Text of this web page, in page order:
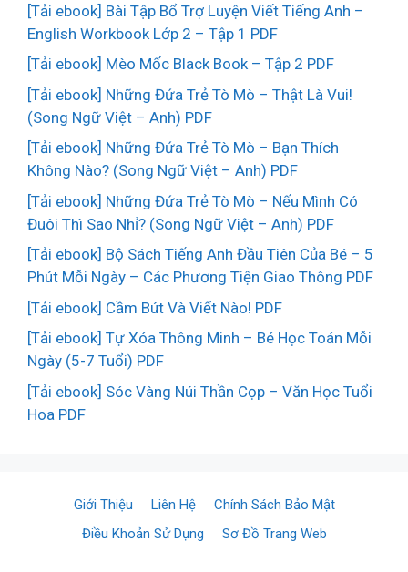
[Tải ebook] Bài Tập Bổ Trợ Luyện Viết Tiếng Anh –
English Workbook Lớp 2 – Tập 1 PDF
[Tải ebook] Mèo Mốc Black Book – Tập 2 PDF
[Tải ebook] Những Đứa Trẻ Tò Mò – Thật Là Vui!
(Song Ngữ Việt – Anh) PDF
[Tải ebook] Những Đứa Trẻ Tò Mò – Bạn Thích
Không Nào? (Song Ngữ Việt – Anh) PDF
[Tải ebook] Những Đứa Trẻ Tò Mò – Nếu Mình Có
Đuôi Thì Sao Nhỉ? (Song Ngữ Việt – Anh) PDF
[Tải ebook] Bộ Sách Tiếng Anh Đầu Tiên Của Bé – 5
Phút Mỗi Ngày – Các Phương Tiện Giao Thông PDF
[Tải ebook] Cầm Bút Và Viết Nào! PDF
[Tải ebook] Tự Xóa Thông Minh – Bé Học Toán Mỗi
Ngày (5-7 Tuổi) PDF
[Tải ebook] Sóc Vàng Núi Thần Cọp – Văn Học Tuổi
Hoa PDF
Giới Thiệu Liên Hệ
Chính Sách Bảo Mật
Điều Khoản Sử Dụng
Sơ Đồ Trang Web